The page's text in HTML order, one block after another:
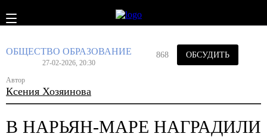
ОБЩЕСТВО ОБРАЗОВАНИЕ
27-02-2026, 20:30
Автор
Ксения Хозяинова
868 ОБСУДИТЬ
В НАРЬЯН-МАРЕ НАГРАДИЛИ